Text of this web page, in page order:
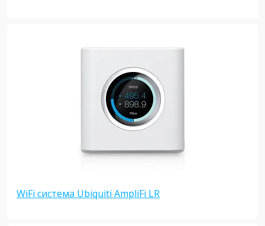
WiFi система Ubiquiti AmpliFi LR